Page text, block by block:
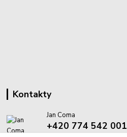
Kontakty
Jan Coma
+420 774 542 001